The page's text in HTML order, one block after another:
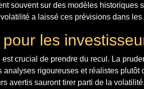
souvent sur des modèles historiques
a laissé ces prévisions dans les
les
crucial de prendre du recul. La
analyses rigoureuses et réalistes plutôt
avertis sauront tirer parti de la